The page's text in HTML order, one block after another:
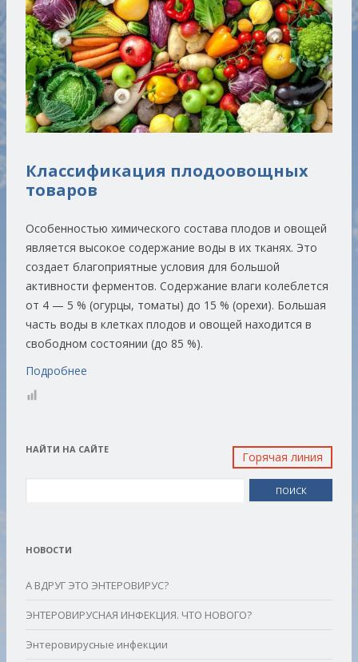
Классификация плодоовощных
товаров
Особенностью химического состава плодов и овощей
является высокое содержание воды в их тканях. Это
создает благоприятные условия для большой
активности ферментов. Содержание влаги колеблется
от 4 — 5 % (огурцы, томаты) до 15 % (орехи). Большая
часть воды в клетках плодов и овощей находится в
свободном состоянии (до 85 %).
Подробнее
Горячая линия
НАЙТИ НА САЙТЕ
НОВОСТИ
А ВДРУГ ЭТО ЭНТЕРОВИРУС?
ЭНТЕРОВИРУСНАЯ ИНФЕКЦИЯ. ЧТО НОВОГО?
Энтеровирусные инфекции